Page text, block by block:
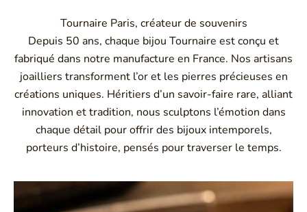
Tournaire Paris, créateur de souvenirs
Depuis 50 ans, chaque bijou Tournaire est conçu et
fabriqué dans notre manufacture en France. Nos artisans
joailliers transforment l’or et les pierres précieuses en
créations uniques. Héritiers d’un savoir-faire rare, alliant
innovation et tradition, nous sculptons l’émotion dans
chaque détail pour offrir des bijoux intemporels,
porteurs d’histoire, pensés pour traverser le temps.